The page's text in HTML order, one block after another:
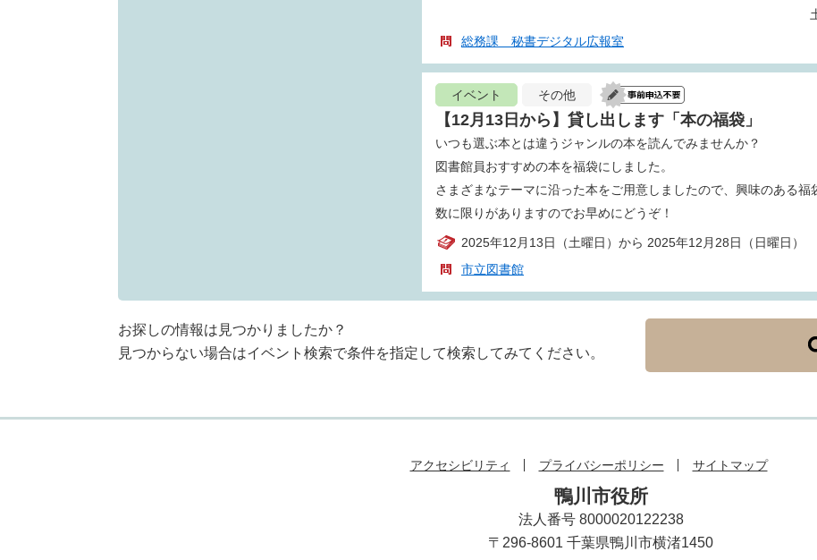
総務課 秘書デジタル広報室
イベント その他
【12月13日から】貸し出します「本の福袋」
いつも選ぶ本とは違うジャンルの本を読んでみませんか？
図書館員おすすめの本を福袋にしました。
さまざまなテーマに沿った本をご用意しましたので、興味のある福
数に限りがありますのでお早めにどうぞ！
2025年12月13日（土曜日）から 2025年12月28日（日曜日）
市立図書館
お探しの情報は見つかりましたか？
見つからない場合はイベント検索で条件を指定して検索してみてください。
アクセシビリティ プライバシーポリシー サイトマップ
鴨川市役所
法人番号 8000020122238
〒296-8601 千葉県鴨川市横渚1450